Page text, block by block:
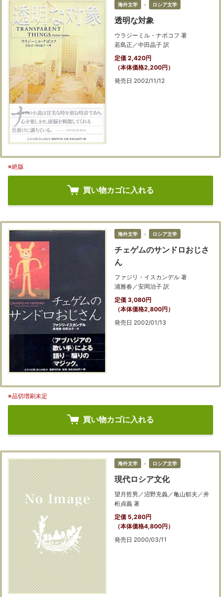
海外文学 ＞ ロシア文学
透明な対象
ウラジーミル・ナボコフ 著
若島正／中田晶子 訳
定価 2,420円
（本体価格2,200円）
発売日 2002/11/12
※絶版
買い物カゴに入れる
海外文学 ＞ ロシア文学
チェゲムのサンドロおじさ
ん
ファジリ・イスカンデル 著
浦雅春／安岡治子 訳
定価 3,080円
（本体価格2,800円）
発売日 2002/01/13
※品切増刷未定
買い物カゴに入れる
海外文学 ＞ ロシア文学
現代ロシア文化
望月哲男／沼野充義／亀山郁夫／井
桁貞義 著
定価 5,280円
（本体価格4,800円）
発売日 2000/03/11